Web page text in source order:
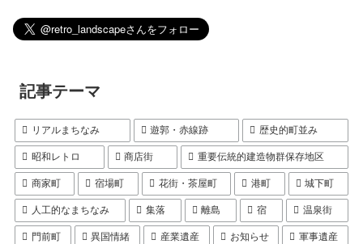
記事テーマ
リアルまちなみ 遊郭・赤線跡 歴史的町並み
昭和レトロ 商店街 重要伝統的建造物群保存地区
商家町 宿場町 花街・茶屋町 港町 城下町
人工的なまちなみ 集落 離島 宿 温泉街
門前町 異国情緒 産業遺産 お知らせ 軍事遺産